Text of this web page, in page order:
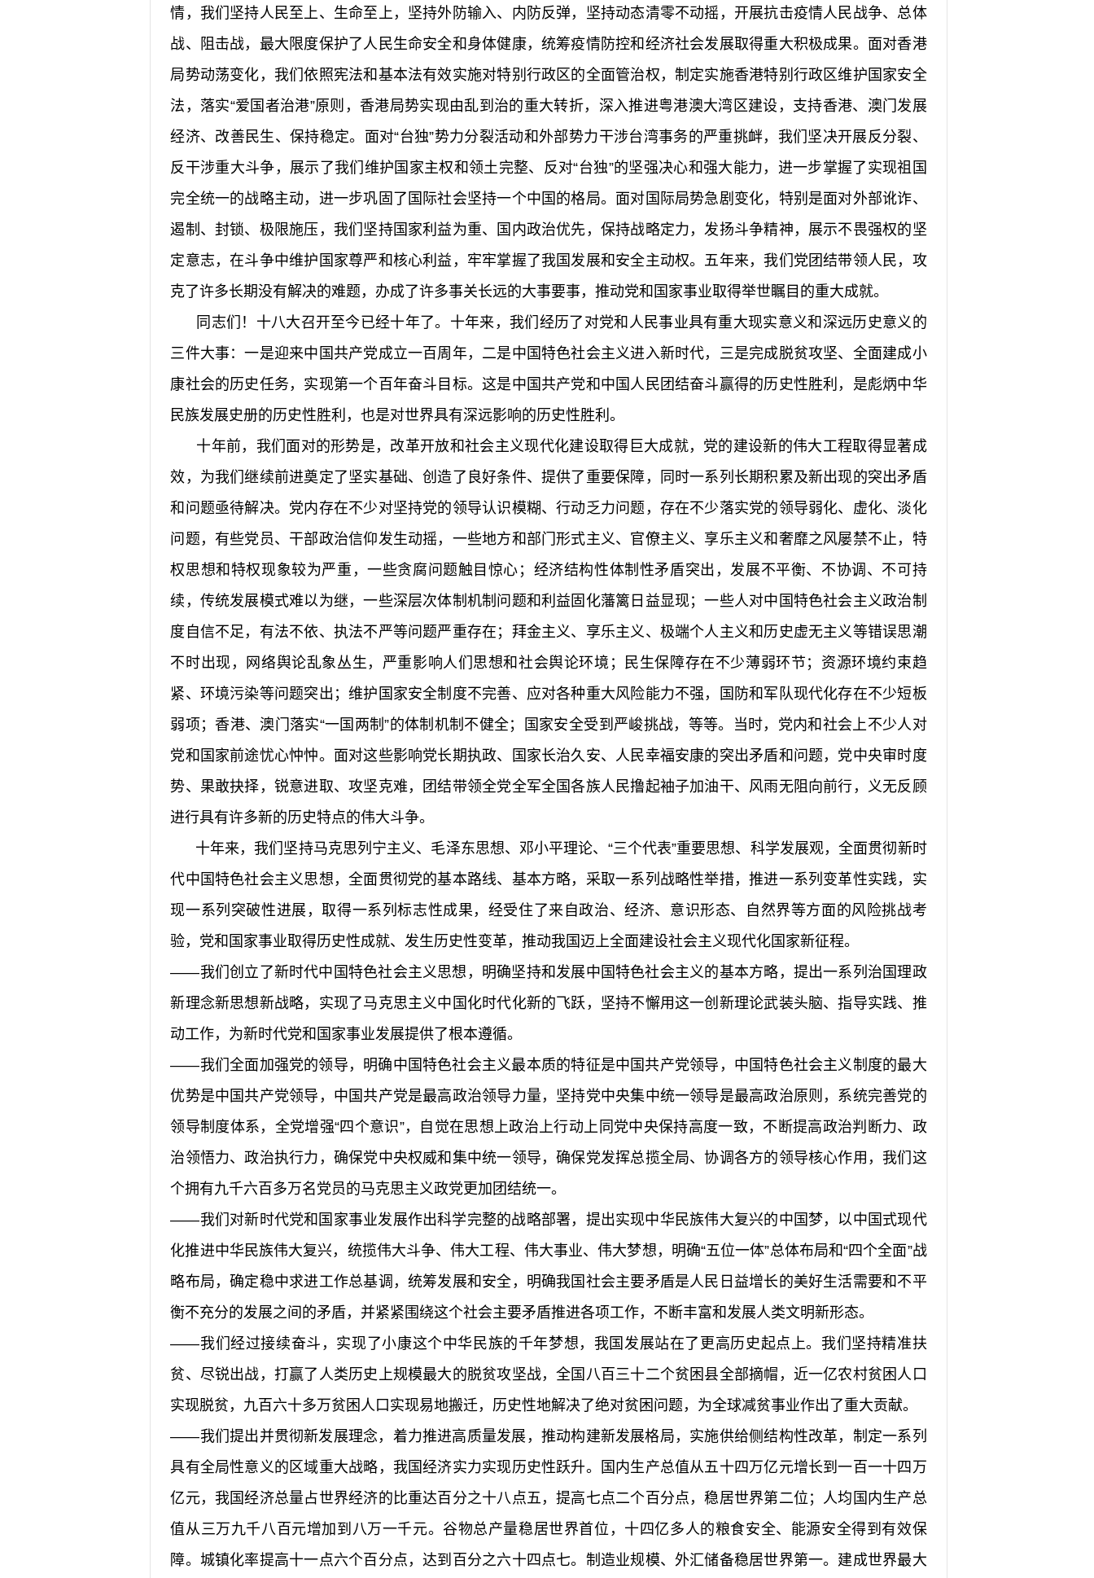
情，我们坚持人民至上、生命至上，坚持外防输入、内防反弹，坚持动态清零不动摇，开展抗击疫情人民战争、总体
战、阻击战，最大限度保护了人民生命安全和身体健康，统筹疫情防控和经济社会发展取得重大积极成果。面对香港
局势动荡变化，我们依照宪法和基本法有效实施对特别行政区的全面管治权，制定实施香港特别行政区维护国家安全
法，落实“爱国者治港”原则，香港局势实现由乱到治的重大转折，深入推进粤港澳大湾区建设，支持香港、澳门发展
经济、改善民生、保持稳定。面对“台独”势力分裂活动和外部势力干涉台湾事务的严重挑衅，我们坚决开展反分裂、
反干涉重大斗争，展示了我们维护国家主权和领土完整、反对“台独”的坚强决心和强大能力，进一步掌握了实现祖国
完全统一的战略主动，进一步巩固了国际社会坚持一个中国的格局。面对国际局势急剧变化，特别是面对外部讹诈、
遏制、封锁、极限施压，我们坚持国家利益为重、国内政治优先，保持战略定力，发扬斗争精神，展示不畏强权的坚
定意志，在斗争中维护国家尊严和核心利益，牢牢掌握了我国发展和安全主动权。五年来，我们党团结带领人民，攻
克了许多长期没有解决的难题，办成了许多事关长远的大事要事，推动党和国家事业取得举世瞩目的重大成就。
同志们！十八大召开至今已经十年了。十年来，我们经历了对党和人民事业具有重大现实意义和深远历史意义的
三件大事：一是迎来中国共产党成立一百周年，二是中国特色社会主义进入新时代，三是完成脱贫攻坚、全面建成小
康社会的历史任务，实现第一个百年奋斗目标。这是中国共产党和中国人民团结奋斗赢得的历史性胜利，是彪炳中华
民族发展史册的历史性胜利，也是对世界具有深远影响的历史性胜利。
十年前，我们面对的形势是，改革开放和社会主义现代化建设取得巨大成就，党的建设新的伟大工程取得显著成
效，为我们继续前进奠定了坚实基础、创造了良好条件、提供了重要保障，同时一系列长期积累及新出现的突出矛盾
和问题亟待解决。党内存在不少对坚持党的领导认识模糊、行动乏力问题，存在不少落实党的领导弱化、虚化、淡化
问题，有些党员、干部政治信仰发生动摇，一些地方和部门形式主义、官僚主义、享乐主义和奢靡之风屡禁不止，特
权思想和特权现象较为严重，一些贪腐问题触目惊心；经济结构性体制性矛盾突出，发展不平衡、不协调、不可持
续，传统发展模式难以为继，一些深层次体制机制问题和利益固化藩篱日益显现；一些人对中国特色社会主义政治制
度自信不足，有法不依、执法不严等问题严重存在；拜金主义、享乐主义、极端个人主义和历史虚无主义等错误思潮
不时出现，网络舆论乱象丛生，严重影响人们思想和社会舆论环境；民生保障存在不少薄弱环节；资源环境约束趋
紧、环境污染等问题突出；维护国家安全制度不完善、应对各种重大风险能力不强，国防和军队现代化存在不少短板
弱项；香港、澳门落实“一国两制”的体制机制不健全；国家安全受到严峻挑战，等等。当时，党内和社会上不少人对
党和国家前途忧心忡忡。面对这些影响党长期执政、国家长治久安、人民幸福安康的突出矛盾和问题，党中央审时度
势、果敢抉择，锐意进取、攻坚克难，团结带领全党全军全国各族人民撸起袖子加油干、风雨无阻向前行，义无反顾
进行具有许多新的历史特点的伟大斗争。
十年来，我们坚持马克思列宁主义、毛泽东思想、邓小平理论、“三个代表”重要思想、科学发展观，全面贯彻新时
代中国特色社会主义思想，全面贯彻党的基本路线、基本方略，采取一系列战略性举措，推进一系列变革性实践，实
现一系列突破性进展，取得一系列标志性成果，经受住了来自政治、经济、意识形态、自然界等方面的风险挑战考
验，党和国家事业取得历史性成就、发生历史性变革，推动我国迈上全面建设社会主义现代化国家新征程。
——我们创立了新时代中国特色社会主义思想，明确坚持和发展中国特色社会主义的基本方略，提出一系列治国理政
新理念新思想新战略，实现了马克思主义中国化时代化新的飞跃，坚持不懈用这一创新理论武装头脑、指导实践、推
动工作，为新时代党和国家事业发展提供了根本遵循。
——我们全面加强党的领导，明确中国特色社会主义最本质的特征是中国共产党领导，中国特色社会主义制度的最大
优势是中国共产党领导，中国共产党是最高政治领导力量，坚持党中央集中统一领导是最高政治原则，系统完善党的
领导制度体系，全党增强“四个意识”，自觉在思想上政治上行动上同党中央保持高度一致，不断提高政治判断力、政
治领悟力、政治执行力，确保党中央权威和集中统一领导，确保党发挥总揽全局、协调各方的领导核心作用，我们这
个拥有九千六百多万名党员的马克思主义政党更加团结统一。
——我们对新时代党和国家事业发展作出科学完整的战略部署，提出实现中华民族伟大复兴的中国梦，以中国式现代
化推进中华民族伟大复兴，统揽伟大斗争、伟大工程、伟大事业、伟大梦想，明确“五位一体”总体布局和“四个全面”战
略布局，确定稳中求进工作总基调，统筹发展和安全，明确我国社会主要矛盾是人民日益增长的美好生活需要和不平
衡不充分的发展之间的矛盾，并紧紧围绕这个社会主要矛盾推进各项工作，不断丰富和发展人类文明新形态。
——我们经过接续奋斗，实现了小康这个中华民族的千年梦想，我国发展站在了更高历史起点上。我们坚持精准扶
贫、尽锐出战，打赢了人类历史上规模最大的脱贫攻坚战，全国八百三十二个贫困县全部摘帽，近一亿农村贫困人口
实现脱贫，九百六十多万贫困人口实现易地搬迁，历史性地解决了绝对贫困问题，为全球减贫事业作出了重大贡献。
——我们提出并贯彻新发展理念，着力推进高质量发展，推动构建新发展格局，实施供给侧结构性改革，制定一系列
具有全局性意义的区域重大战略，我国经济实力实现历史性跃升。国内生产总值从五十四万亿元增长到一百一十四万
亿元，我国经济总量占世界经济的比重达百分之十八点五，提高七点二个百分点，稳居世界第二位；人均国内生产总
值从三万九千八百元增加到八万一千元。谷物总产量稳居世界首位，十四亿多人的粮食安全、能源安全得到有效保
障。城镇化率提高十一点六个百分点，达到百分之六十四点七。制造业规模、外汇储备稳居世界第一。建成世界最大